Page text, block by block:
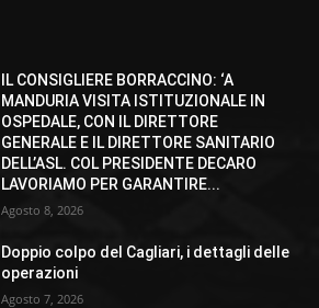
IL CONSIGLIERE BORRACCINO: ‘A
MANDURIA VISITA ISTITUZIONALE IN
OSPEDALE, CON IL DIRETTORE
GENERALE E IL DIRETTORE SANITARIO
DELL’ASL. COL PRESIDENTE DECARO
LAVORIAMO PER GARANTIRE...
Agosto 8, 2026
Doppio colpo del Cagliari, i dettagli delle
operazioni
Agosto 7, 2026